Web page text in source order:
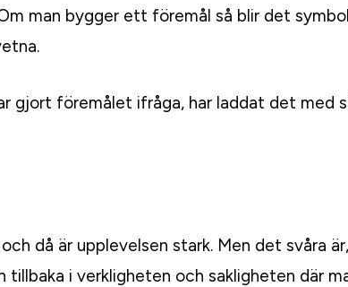
man bygger ett föremål så blir det
gjort föremålet ifråga, har laddat det med
då är upplevelsen stark. Men det svåra
tillbaka i verkligheten och sakligheten där